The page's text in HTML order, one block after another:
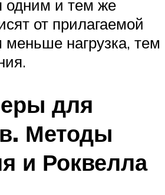
одним и тем же
от прилагаемой
меньше нагрузка, тем
для
Методы
и Роквелла